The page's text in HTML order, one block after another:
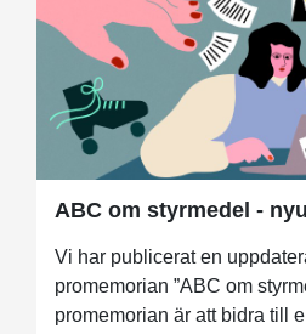
ABC om styrmedel -
Vi har publicerat en
promemorian ”ABC om
promemorian är att bidra till